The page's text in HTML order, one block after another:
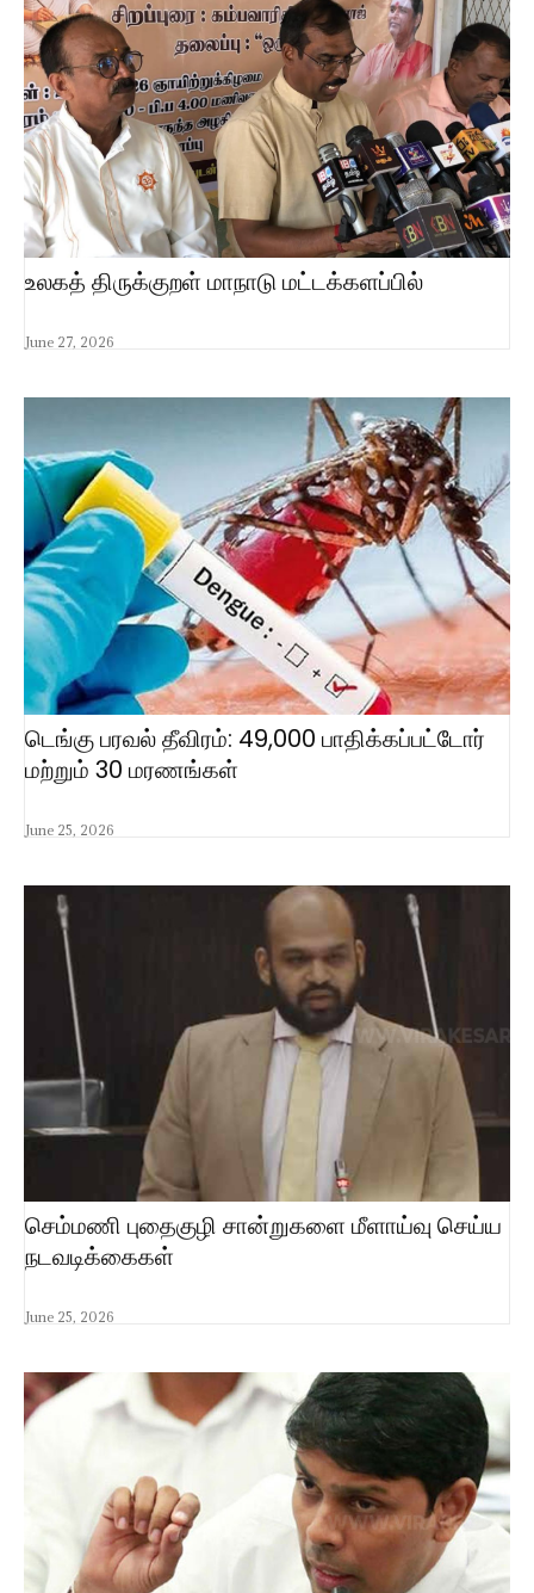
உலகத் திருக்குறள் மாநாடு மட்டக்களப்பில்
June 27, 2026
டெங்கு பரவல் தீவிரம்: 49,000 பாதிக்கப்பட்டோர்
மற்றும் 30 மரணங்கள்
June 25, 2026
செம்மணி புதைகுழி சான்றுகளை மீளாய்வு செய்ய
நடவடிக்கைகள்
June 25, 2026